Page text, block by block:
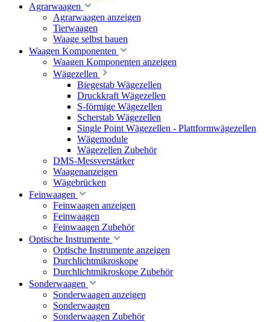
Agrarwaagen
Agrarwaagen anzeigen
Tierwaagen
Waage selbst bauen
Waagen Komponenten
Waagen Komponenten anzeigen
Wägezellen
Biegestab Wägezellen
Druckkraft Wägezellen
S-förmige Wägezellen
Scherstab Wägezellen
Single Point Wägezellen - Plattformwägezellen
Wägemodule
Wägezellen Zubehör
DMS-Messverstärker
Waagenanzeigen
Wägebrücken
Feinwaagen
Feinwaagen anzeigen
Feinwaagen
Feinwaagen Zubehör
Optische Instrumente
Optische Instrumente anzeigen
Durchlichtmikroskope
Durchlichtmikroskope Zubehör
Sonderwaagen
Sonderwaagen anzeigen
Sonderwaagen
Sonderwaagen Zubehör